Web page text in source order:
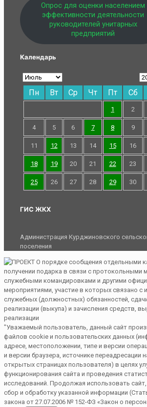
Опрос для оценки населением
эффективности деятельности
руководителей унитарных
предприятий
Календарь
Пн Вт Ср Чт Пт Сб
1 2
4 5 6 7 8 9
11 12 13 14 15 16
18 19 20 21 22 23
25 26 27 28 29 30
ГИС ЖКХ
Администрация Курджиновского
поселения
"Уважаемый пользователь, данный сайт
файлов cookie и пользовательских данных
адресе, местоположении, типе и версии
и версии браузера, источнике переадресации
открытых страницах пользователя) в целях
функционирования сайта и проведения
исследований. Продолжая использовать
сбор и обработку указанной информации
закона от 27.07.2006 № 152-ФЗ «Закон о